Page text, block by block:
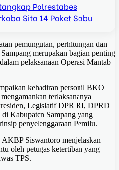
Polrestabes
Sita 14 Poket Sabu
pemungutan, perhitungan dan
merupakan bagian penting
pelaksanaan Operasi Mantab
kehadiran personil BKO
terlaksananya
Legislatif DPR RI, DPRD
Kabupaten Sampang yang
penyelenggaraan Pemilu.
AKBP Siswantoro menjelaskan
oleh petugas ketertiban yang
TPS.